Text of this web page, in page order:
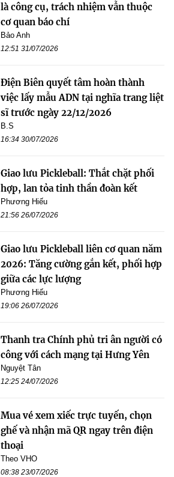
là công cụ, trách nhiệm vẫn thuộc
cơ quan báo chí
Bảo Anh
12:51 31/07/2026
Điện Biên quyết tâm hoàn thành
việc lấy mẫu ADN tại nghĩa trang liệt
sĩ trước ngày 22/12/2026
B.S
16:34 30/07/2026
Giao lưu Pickleball: Thắt chặt phối
hợp, lan tỏa tinh thần đoàn kết
Phương Hiếu
21:56 26/07/2026
Giao lưu Pickleball liên cơ quan năm
2026: Tăng cường gắn kết, phối hợp
giữa các lực lượng
Phương Hiếu
19:06 26/07/2026
Thanh tra Chính phủ tri ân người có
công với cách mạng tại Hưng Yên
Nguyệt Tân
12:25 24/07/2026
Mua vé xem xiếc trực tuyến, chọn
ghế và nhận mã QR ngay trên điện
thoại
Theo VHO
08:38 23/07/2026